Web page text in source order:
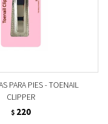
PARA PIES - TOENAIL
CLIPPER
$ 220